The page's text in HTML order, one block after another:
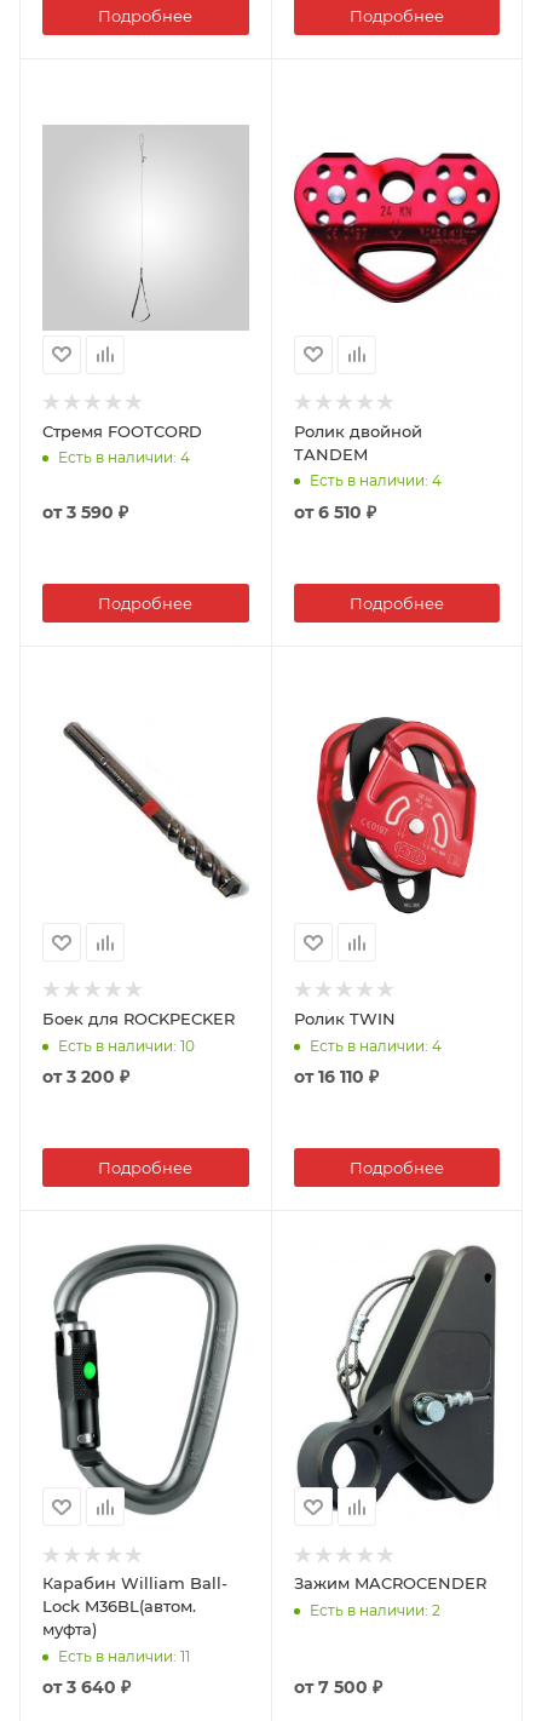
Подробнее Подробнее
Стремя FOOTCORD
Есть в наличии: 4
от3 590 ₽
Подробнее
Ролик двойной
TANDEM
Есть в наличии: 4
от6 510 ₽
Подробнее
Боек для ROCKPECKER
Есть в наличии: 10
от3 200 ₽
Подробнее
Ролик TWIN
Есть в наличии: 4
от16 110 ₽
Подробнее
Карабин William Ball-
Lock M36BL(автом.
муфта)
Есть в наличии: 11
от3 640 ₽
Зажим MACROCENDER
Есть в наличии: 2
от7 500 ₽